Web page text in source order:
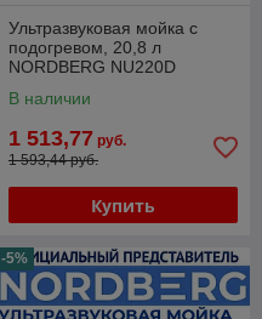
Ультразвуковая мойка с
подогревом, 20,8 л
NORDBERG NU220D
В наличии
1 513,77 руб.
1 593,44 руб.
Купить
-5%